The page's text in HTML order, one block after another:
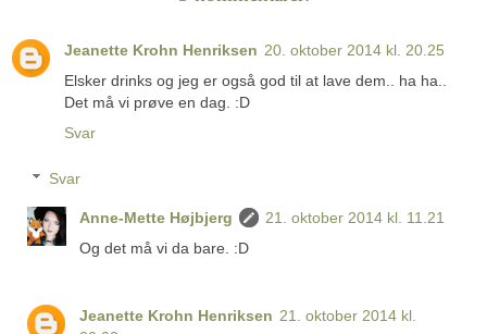
Jeanette Krohn Henriksen 20. oktober 2014 kl. 20.25
Elsker drinks og jeg er også god til at lave dem.. ha ha..
Det må vi prøve en dag. :D
Svar
Svar
Anne-Mette Højbjerg
21. oktober 2014 kl. 11.21
Og det må vi da bare. :D
Jeanette Krohn Henriksen 21. oktober 2014 kl.